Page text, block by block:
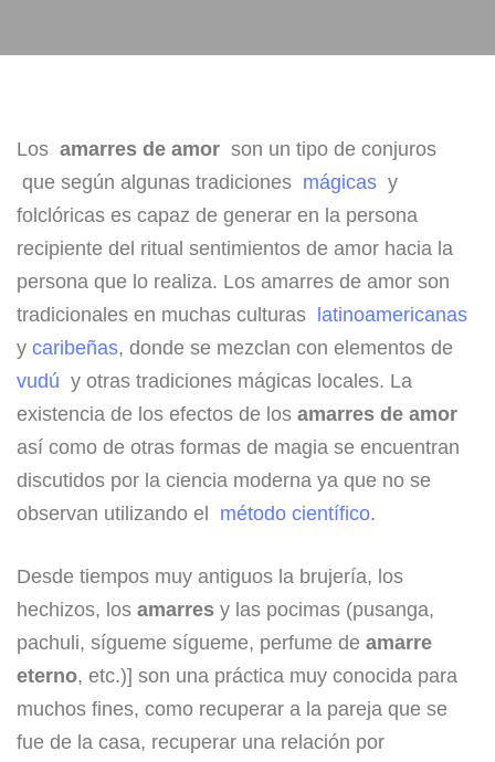
Los amarres de amor son un tipo de conjuros
que según algunas tradiciones mágicas y
folclóricas es capaz de generar en la persona
recipiente del ritual sentimientos de amor hacia la
persona que lo realiza. Los amarres de amor son
tradicionales en muchas culturas latinoamericanas
y caribeñas, donde se mezclan con elementos de
vudú y otras tradiciones mágicas locales. La
existencia de los efectos de los amarres de amor
así como de otras formas de magia se encuentran
discutidos por la ciencia moderna ya que no se
observan utilizando el método científico.
Desde tiempos muy antiguos la brujería, los
hechizos, los amarres y las pocimas (pusanga,
pachuli, sígueme sígueme, perfume de amarre
eterno, etc.)] son una práctica muy conocida para
muchos fines, como recuperar a la pareja que se
fue de la casa, recuperar una relación por